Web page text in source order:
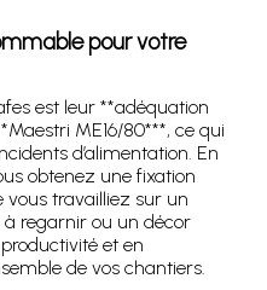
pour votre
est leur **adéquation
ME16/80***, ce qui
d’alimentation. En
obtenez une fixation
vous travailliez sur un
regarnir ou un décor
et en
de vos chantiers.